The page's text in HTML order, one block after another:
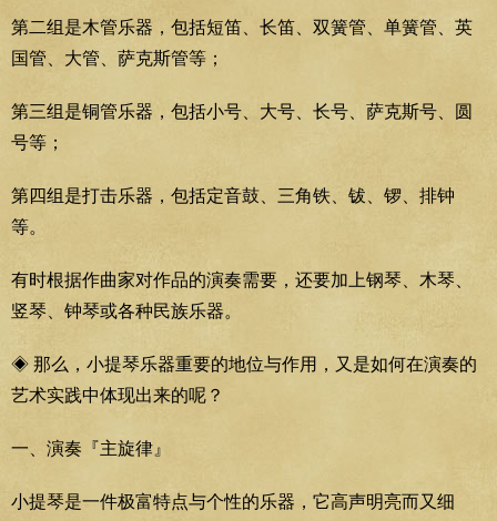
第二组是木管乐器，包括短笛、长笛、双簧管、单簧管、英
国管、大管、萨克斯管等；
第三组是铜管乐器，包括小号、大号、长号、萨克斯号、圆
号等；
第四组是打击乐器，包括定音鼓、三角铁、钹、锣、排钟
等。
有时根据作曲家对作品的演奏需要，还要加上钢琴、木琴、
竖琴、钟琴或各种民族乐器。
◈ 那么，小提琴乐器重要的地位与作用，又是如何在演奏的
艺术实践中体现出来的呢？
一、演奏『主旋律』
小提琴是一件极富特点与个性的乐器，它高声明亮而又细